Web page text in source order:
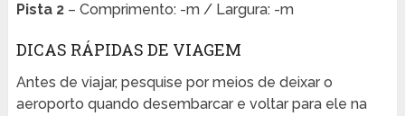
Pista 2– Comprimento: -m / Largura: -m
DICAS RÁPIDAS DE VIAGEM
Antes de viajar, pesquise por meios de deixar o
aeroporto quando desembarcar e voltar para ele na